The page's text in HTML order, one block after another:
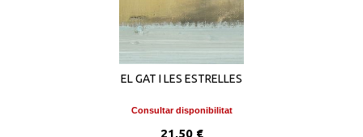
EL GAT I LES ESTRELLES
Consultar disponibilitat
21,50 €